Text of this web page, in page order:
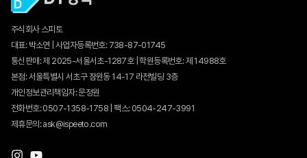
주식회사 스피토
대표: 박소연 | 사업자등록번호: 738-87-01745
통신판매:제 2025-서울서초-1287호| 학원등록번호: 제 14988호
본점: 서울특별시 서초구 잠원동 14-17 라전빌딩 3층
개인정보관리책임자: 문정원
전화번호: 0507-1358-1758 | 팩스: 0504-247-3991
제휴문의: ask@ispeeto.com